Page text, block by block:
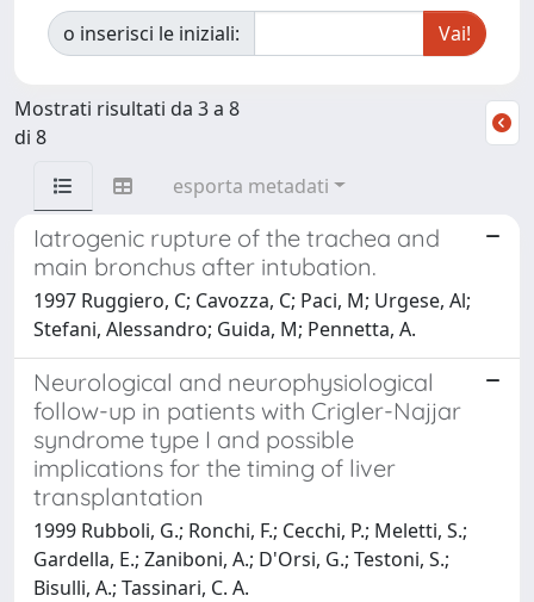
o inserisci le iniziali:
Mostrati risultati da 3 a 8
di 8
esporta metadati
Iatrogenic rupture of the trachea and
main bronchus after intubation.
1997 Ruggiero, C; Cavozza, C; Paci, M; Urgese, Al;
Stefani, Alessandro; Guida, M; Pennetta, A.
Neurological and neurophysiological
follow-up in patients with Crigler-Najjar
syndrome type I and possible
implications for the timing of liver
transplantation
1999 Rubboli, G.; Ronchi, F.; Cecchi, P.; Meletti, S.;
Gardella, E.; Zaniboni, A.; D'Orsi, G.; Testoni, S.;
Bisulli, A.; Tassinari, C. A.